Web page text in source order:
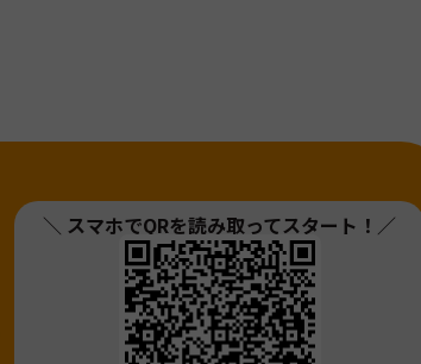
＼ スマホでQRを読み取ってスタート！／